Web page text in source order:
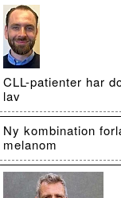
CLL-patienter har
lav
Ny kombination
melanom